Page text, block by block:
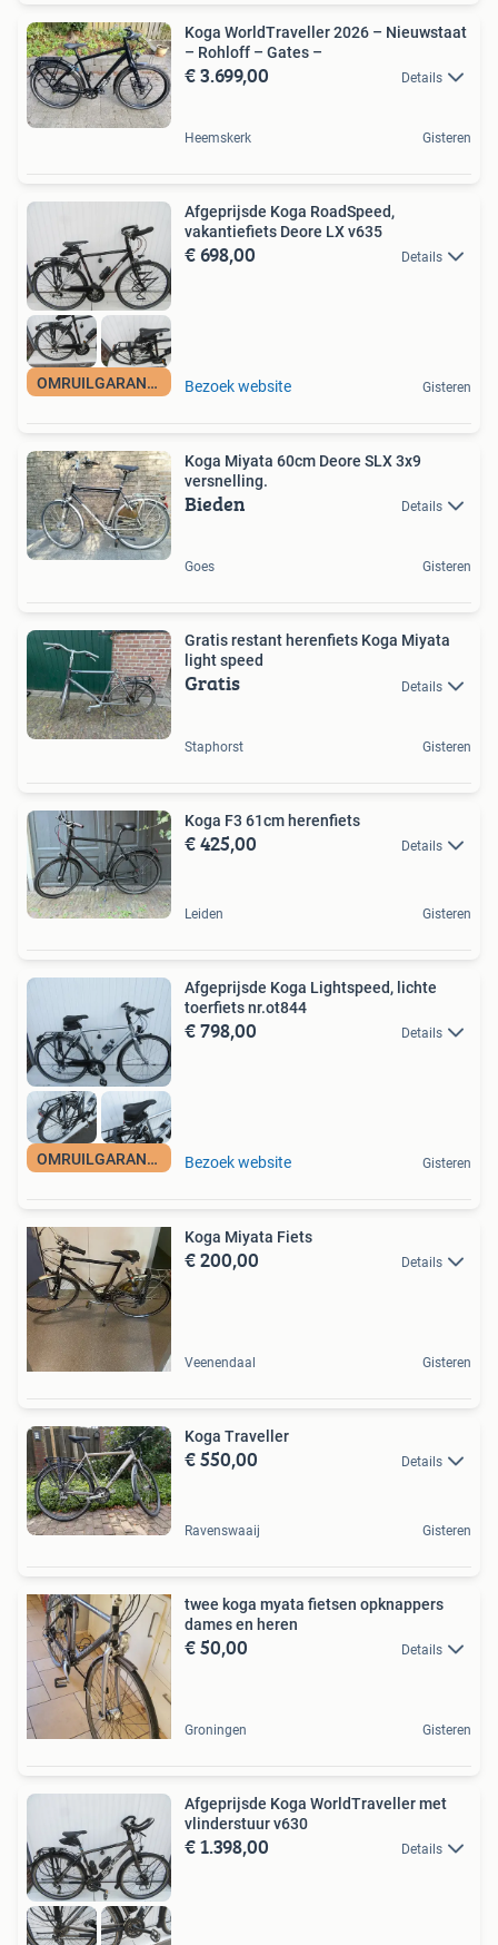
Koga WorldTraveller 2026 – Nieuwstaat
– Rohloff – Gates –
€ 3.699,00 Details
Heemskerk Gisteren
OMRUILGARANTIE
Afgeprijsde Koga RoadSpeed,
vakantiefiets Deore LX v635
€ 698,00 Details
Bezoek website Gisteren
Koga Miyata 60cm Deore SLX 3x9
versnelling.
Bieden Details
Goes Gisteren
Gratis restant herenfiets Koga Miyata
light speed
Gratis Details
Staphorst Gisteren
Koga F3 61cm herenfiets
€ 425,00 Details
Leiden Gisteren
OMRUILGARANTIE
Afgeprijsde Koga Lightspeed, lichte
toerfiets nr.ot844
€ 798,00 Details
Bezoek website Gisteren
Koga Miyata Fiets
€ 200,00 Details
Veenendaal Gisteren
Koga Traveller
€ 550,00 Details
Ravenswaaij Gisteren
twee koga myata fietsen opknappers
dames en heren
€ 50,00 Details
Groningen Gisteren
Afgeprijsde Koga WorldTraveller met
vlinderstuur v630
€ 1.398,00 Details